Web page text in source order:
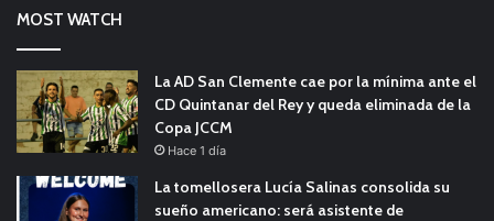
MOST WATCH
La AD San Clemente cae por la mínima ante el
CD Quintanar del Rey y queda eliminada de la
Copa JCCM
Hace 1 día
La tomellosera Lucía Salinas consolida su
sueño americano: será asistente de